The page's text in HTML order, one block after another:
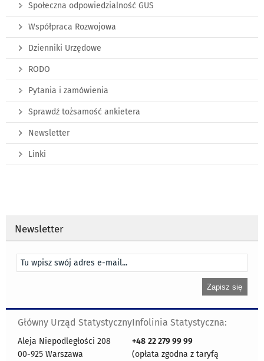
Społeczna odpowiedzialność GUS
Współpraca Rozwojowa
Dzienniki Urzędowe
RODO
Pytania i zamówienia
Sprawdź tożsamość ankietera
Newsletter
Linki
Newsletter
Główny Urząd Statystyczny
Aleja Niepodległości 208
00-925 Warszawa
Infolinia Statystyczna:
+48 22 279 99 99
(opłata zgodna z taryfą